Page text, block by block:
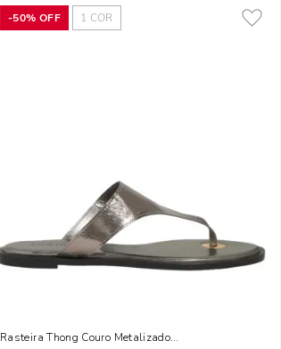
-50% OFF 1 COR
Rasteira Thong Couro Metalizado Prata